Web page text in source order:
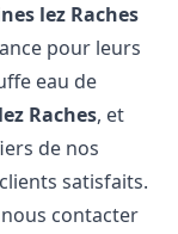
lez Raches
pour leurs
eau de
Raches, et
de nos
satisfaits.
contacter